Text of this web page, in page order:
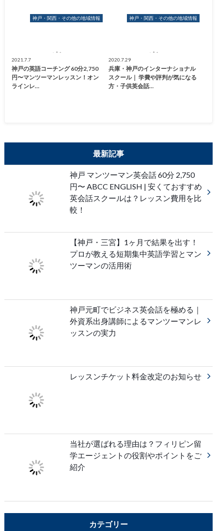
神戸・関西・その他の地域情報
2021.7.7
神戸の英語コーチング 60分2,750
円〜マンツーマンレッスン！オン
ラインレ…
神戸・関西・その他の地域情報
2020.7.29
兵庫・神戸のインターナショナル
スクール｜ 学費や評判が気になる
方・子供英会話…
最新記事
神戸 マンツーマン英会話 60分 2,750
円〜 ABCC ENGLISH | 安くておすすめ
英会話スクールは？レッスン費用を比
較！
【神戸・三宮】1ヶ月で結果を出す！
プロが教える短期集中英語学習とマン
ツーマンの活用術
神戸元町でビジネス英会話を極める｜
外資系出身講師によるマンツーマンレ
ッスンの実力
レッスンチケット料金改定のお知らせ
当社が選ばれる理由は？フィリピン留
学エージェントの役割やポイントをご
紹介
カテゴリー